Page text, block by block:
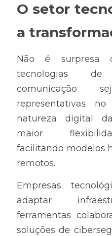
O setor
a
Não é surpresa
tecnologias
comunicação
representativas
natureza digital
maior
facilitando modelos
remotos.
Empresas
adaptar
ferramentas
soluções de